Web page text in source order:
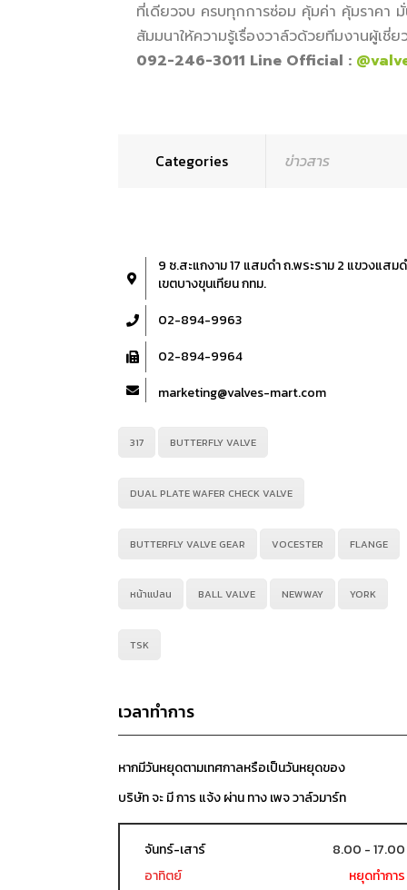
ที่เดียวจบ ครบทุกการซ่อม คุ้มค่า คุ้มราคา
สัมมนาให้ความรู้เรื่องวาล์วด้วยทีมงานผู้เชี่
092-246-3011 Line Official :
Categories ข่าวสาร
9 ซ.สะแกงาม 17 แสมดำ ถ.พระราม 2 แขวงแสม
เขตบางขุนเทียน กทม.
02-894-9963
02-894-9964
marketing@valves-mart.com
317 BUTTERFLY VALVE
DUAL PLATE WAFER CHECK VALVE
BUTTERFLY VALVE GEAR VOCESTER FLANGE
หน้าแปลน BALL VALVE NEWWAY YORK
TSK
เวลาทำการ
หากมีวันหยุดตามเทศกาลหรือเป็นวันหยุดของ
บริษัท จะ มี การ แจ้ง ผ่าน ทาง เพจ วาล์วมาร์ท
จันทร์-เสาร์
8.00 - 17.00
อาทิตย์
หยุดทำการ